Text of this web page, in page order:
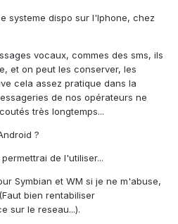
systeme dispo sur l'Iphone, chez
vocaux, commes des sms, ils
et on peut les conserver, les
cela assez pratique dans la
de nos opérateurs ne
très longtemps...
?
de l'utiliser...
Symbian et WM si je ne m'abuse,
bien rentabiliser
sur le reseau...).